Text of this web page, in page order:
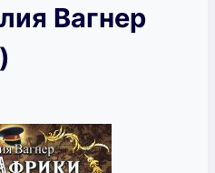
Вагнер